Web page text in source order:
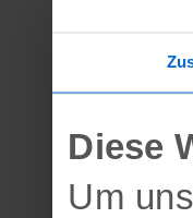
Diese
Um